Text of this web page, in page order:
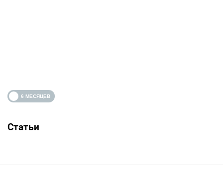
Статьи